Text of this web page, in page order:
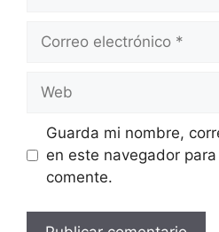
Guarda mi nombre,
en este navegador
comente.